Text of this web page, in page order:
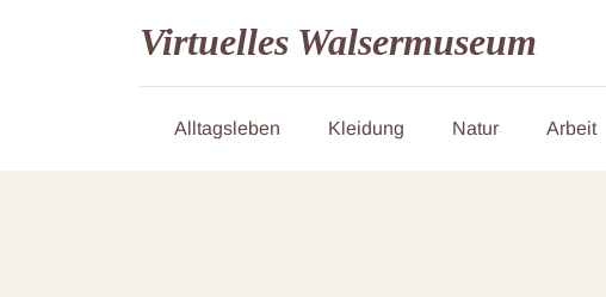
Virtuelles Walsermuseum
Alltagsleben Kleidung Natur Arbeit